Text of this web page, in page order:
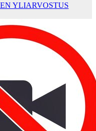
YLIARVOSTUS